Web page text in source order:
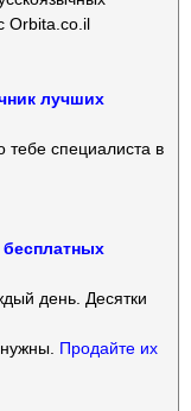
Orbita.co.il
лучших
тебе специалиста в
день. Десятки
Продайте их